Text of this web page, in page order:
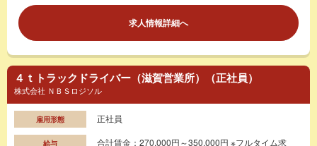
求人情報詳細へ
４ｔトラックドライバー（滋賀営業所）（正社員）
株式会社 ＮＢＳロジソル
雇用形態 正社員
給与
合計賃金：270,000円～350,000円 ※フルタイム求